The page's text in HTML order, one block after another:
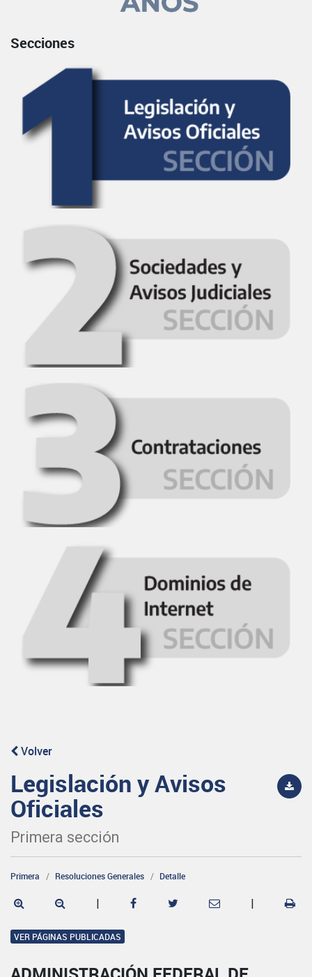
Secciones
Volver
Legislación y Avisos
Oficiales
Primera sección
Primera Resoluciones Generales Detalle
| |
VER PÁGINAS PUBLICADAS